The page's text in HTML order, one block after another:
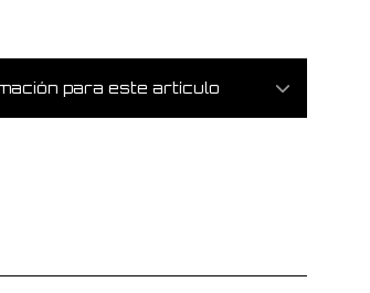
para este artículo